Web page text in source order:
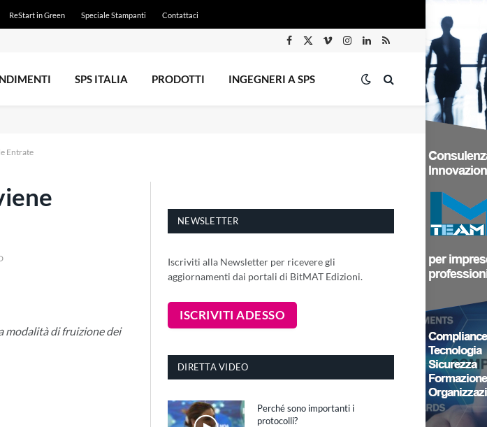
ReStart in Green Speciale Stampanti Contattaci
Facebook
X
VimeoInstagram
LinkedIn
RSS
SPS ITALIA PRODOTTI INGEGNERI A SPS
Entrate
modalità di fruizione dei
NEWSLETTER
Iscriviti alla Newsletter per ricevere gli
aggiornamenti dai portali di BitMAT Edizioni.
DIRETTA VIDEO
Perché sono importanti i
protocolli?